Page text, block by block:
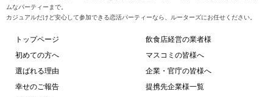
ムなパーティーまで。
カジュアルだけど安心して参加できる恋活パーティーなら、ルーターズにお任せください。
トップページ
初めての方へ
選ばれる理由
幸せのご報告
飲食店経営の業者様
マスコミの皆様へ
企業・官庁の皆様へ
提携先企業様一覧